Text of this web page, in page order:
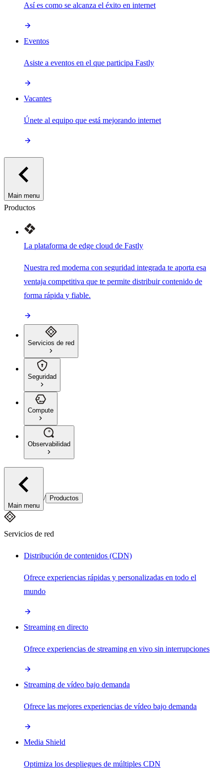
Así es como se alcanza el éxito en internet
Eventos
Asiste a eventos en el que participa Fastly
Vacantes
Únete al equipo que está mejorando internet
Main menu
Productos
La plataforma de edge cloud de Fastly
Nuestra red moderna con seguridad integrada te aporta esa
ventaja competitiva que te permite distribuir contenido de
forma rápida y fiable.
Servicios de red
Seguridad
Compute
Observabilidad
Main menu
/ Productos
Servicios de red
Distribución de contenidos (CDN)
Ofrece experiencias rápidas y personalizadas en todo el
mundo
Streaming en directo
Ofrece experiencias de streaming en vivo sin interrupciones
Streaming de vídeo bajo demanda
Ofrece las mejores experiencias de vídeo bajo demanda
Media Shield
Optimiza los despliegues de múltiples CDN